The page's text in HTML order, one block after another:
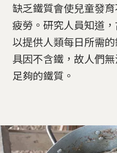
缺乏鐵質會使兒童發
疲勞。研究人員知道
以提供人類每日所需
具因不含鐵，故人們
足夠的鐵質。